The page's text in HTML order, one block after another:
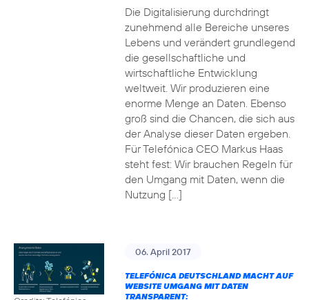
Die Digitalisierung durchdringt
zunehmend alle Bereiche unseres
Lebens und verändert grundlegend
die gesellschaftliche und
wirtschaftliche Entwicklung
weltweit. Wir produzieren eine
enorme Menge an Daten. Ebenso
groß sind die Chancen, die sich aus
der Analyse dieser Daten ergeben.
Für Telefónica CEO Markus Haas
steht fest: Wir brauchen Regeln für
den Umgang mit Daten, wenn die
Nutzung […]
06. April 2017
TELEFÓNICA DEUTSCHLAND MACHT AUF
WEBSITE UMGANG MIT DATEN
TRANSPARENT: